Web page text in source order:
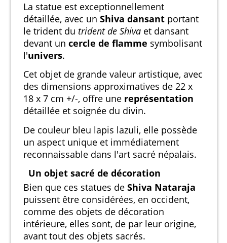
La statue est exceptionnellement
détaillée, avec un Shiva dansant portant
le trident du trident de Shiva et dansant
devant un cercle de flamme symbolisant
l'univers.
Cet objet de grande valeur artistique, avec
des dimensions approximatives de 22 x
18 x 7 cm +/-, offre une représentation
détaillée et soignée du divin.
De couleur bleu lapis lazuli, elle possède
un aspect unique et immédiatement
reconnaissable dans l'art sacré népalais.
Un objet sacré de décoration
Bien que ces statues de Shiva Nataraja
puissent être considérées, en occident,
comme des objets de décoration
intérieure, elles sont, de par leur origine,
avant tout des objets sacrés.